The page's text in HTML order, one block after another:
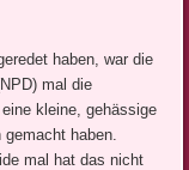
haben, war die
mal die
kleine, gehässige
haben.
mal hat das nicht